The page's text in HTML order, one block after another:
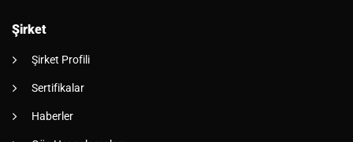
Şirket
Şirket Profili
Sertifikalar
Haberler